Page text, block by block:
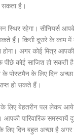
है।
स्थिर रहेगा। सीनियर्स
हैं। किसी दूसरे के काम में
अगर कोई मित्र
पीछे कोई साजिश हो सकती
के पोस्टमैन के लिए दिन अच्छा
हो सकते हैं।
लिए बेहतरीन पल लेकर
पारिवारिक समस्यायें
लिए दिन बहुत अच्छा है